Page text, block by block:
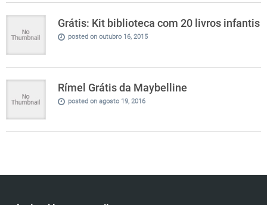
Grátis: Kit biblioteca com 20 livros infantis
posted on outubro 16, 2015
Rímel Grátis da Maybelline
posted on agosto 19, 2016